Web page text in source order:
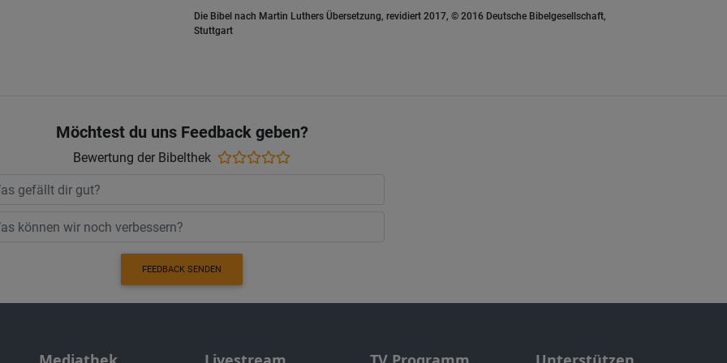
Die Bibel nach Martin Luthers Übersetzung, revidiert 2017, © 2016 Deutsche Bibelgesellschaft,
Stuttgart
Möchtest du uns Feedback geben?
Bewertung der Bibelthek
FEEDBACK SENDEN